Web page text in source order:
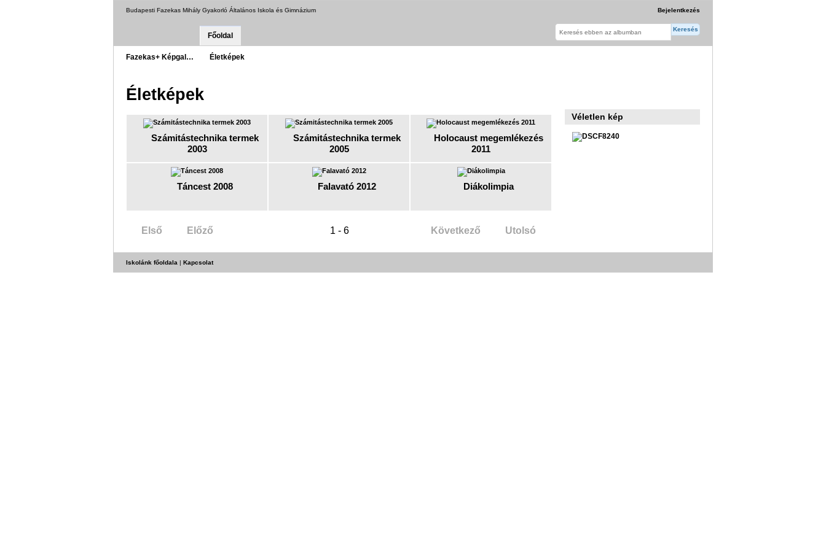
Budapesti Fazekas Mihály Gyakorló Általános Iskola és Gimnázium Bejelentkezés
Főoldal
Fazekas+ Képgal… Életképek
Életképek
Számitástechnika termek
2003
Számitástechnika termek
2005
Holocaust megemlékezés
2011
Táncest 2008 Falavató 2012 Diákolimpia
Első Előző 1 - 6 Következő Utolsó
Véletlen kép
Iskolánk főoldala | Kapcsolat